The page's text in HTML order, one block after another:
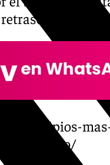
municipios-
helicoptero/